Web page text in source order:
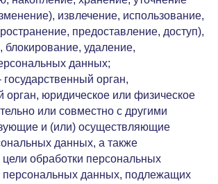
извлечение, использование,
предоставление, доступ),
блокирование, удаление,
данных;
орган,
орган, юридическое или физическое
или совместно с другими
и (или) осуществляющие
данных, а также
обработки персональных
персональных данных, подлежащих